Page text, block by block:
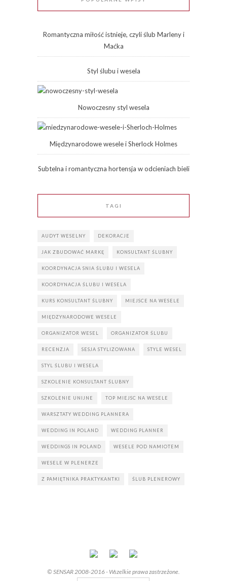
Romantyczna miłość istnieje, czyli ślub Marleny i
Maćka
Styl ślubu i wesela
Nowoczesny styl wesela
Międzynarodowe wesele i Sherlock Holmes
Subtelna i romantyczna hortensja w odcieniach bieli
TAGI
AUDYT WESELNY DEKORACJE
JAK ZBUDOWAĆ MARKĘ KONSULTANT ŚLUBNY
KOORDYNACJA SNIA ŚLUBU I WESELA
KOORDYNACJA ŚLUBU I WESELA
KURS KONSULTANT ŚLUBNY MIEJSCE NA WESELE
MIĘDZYNARODOWE WESELE
ORGANIZATOR WESEL ORGANIZATOR ŚLUBU
RECENZJA SESJA STYLIZOWANA STYLE WESEL
STYL ŚLUBU I WESELA
SZKOLENIE KONSULTANT ŚLUBNY
SZKOLENIE UNIJNE TOP MIEJSC NA WESELE
WARSZTATY WEDDING PLANNERA
WEDDING IN POLAND WEDDING PLANNER
WEDDINGS IN POLAND WESELE POD NAMIOTEM
WESELE W PLENERZE
Z PAMIĘTNIKA PRAKTYKANTKI ŚLUB PLENEROWY
© SENSAR 2008-2016 - Wszelkie prawa zastrzeżone.